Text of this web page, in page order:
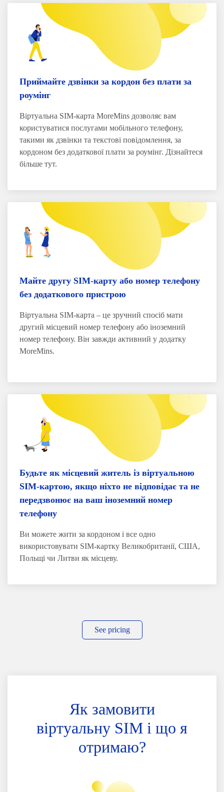
Приймайте дзвінки за кордон без плати за
роумінг
Віртуальна SIM-карта MoreMins дозволяє вам
користуватися послугами мобільного телефону,
такими як дзвінки та текстові повідомлення, за
кордоном без додаткової плати за роумінг. Дізнайтеся
більше тут.
Майте другу SIM-карту або номер телефону
без додаткового пристрою
Віртуальна SIM-карта – це зручний спосіб мати
другий місцевий номер телефону або іноземний
номер телефону. Він завжди активний у додатку
MoreMins.
Будьте як місцевий житель із віртуальною
SIM-картою, якщо ніхто не відповідає та не
передзвонює на ваш іноземний номер
телефону
Ви можете жити за кордоном і все одно
використовувати SIM-картку Великобританії, США,
Польщі чи Литви як місцеву.
See pricing
Як замовити
віртуальну SIM і що я
отримаю?